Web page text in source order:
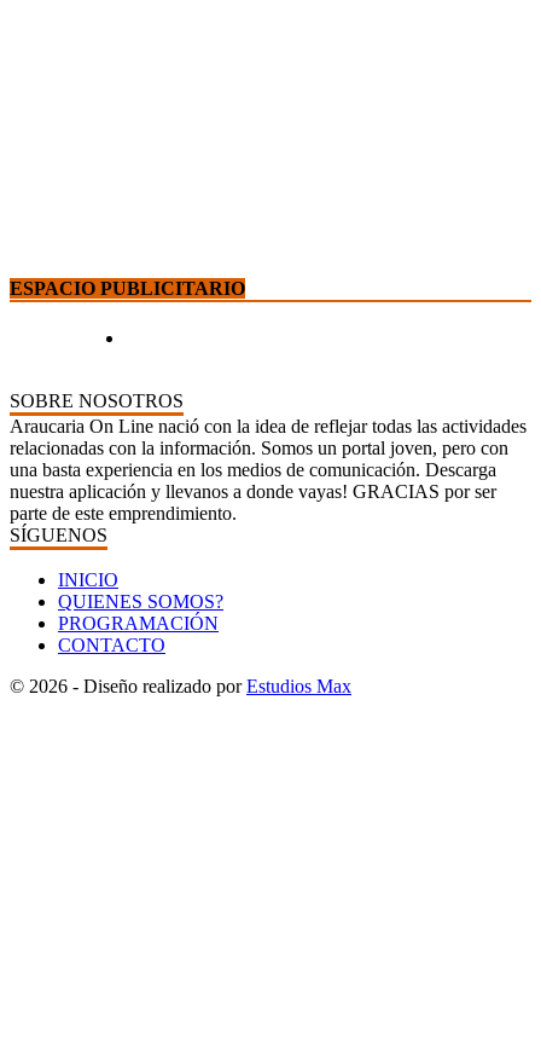
ESPACIO PUBLICITARIO
SOBRE NOSOTROS
Araucaria On Line nació con la idea de reflejar todas las actividades
relacionadas con la información. Somos un portal joven, pero con
una basta experiencia en los medios de comunicación. Descarga
nuestra aplicación y llevanos a donde vayas! GRACIAS por ser
parte de este emprendimiento.
SÍGUENOS
INICIO
QUIENES SOMOS?
PROGRAMACIÓN
CONTACTO
© 2026 - Diseño realizado porEstudios Max